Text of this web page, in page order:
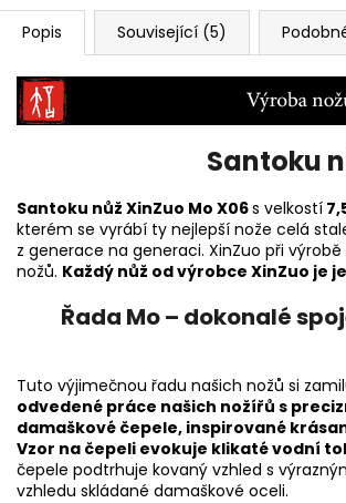
Popis Související (5)
Santoku
Santoku nůž XinZuo Mo X06s velkostí
kterém se vyrábí ty nejlepší nože celá
z generace na generaci. XinZuo při
nožů. Každý nůž od výrobce XinZuo je
Řada Mo – dokonalé
Tuto výjimečnou řadu našich nožů si
odvedené práce našich nožířů s
damaškové čepele, inspirované
Vzor na čepeli evokuje klikaté vodní
čepele podtrhuje kovaný vzhled s
vzhledu skládané damaškové oceli.